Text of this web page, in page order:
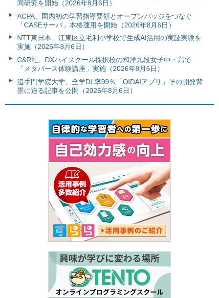
同研究を開始（2026年8月6日）
ACPA、国内初の学習指導要領とオープンバッジをつなぐ
「CASEサーバ」本格運用を開始（2026年8月6日）
NTT東日本、江東区立毛利小学校で生成AI活用の実証実験を
実施（2026年8月6日）
C&R社、DXハイスクール採択校の和洋九段女子中・高で
「メタバース体験講座」実施（2026年8月6日）
追手門学院大学、全学DL率99％「OIDAIアプリ」その開発背
景に迫る記事を公開（2026年8月6日）